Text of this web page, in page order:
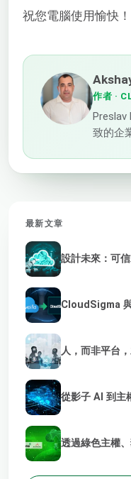
祝您電腦使用愉快！
作者 ·
Preslav
致的企
最新文章
設計未來：可
CloudSigma
人，而非平台
從影子 AI 到主
透過綠色主權